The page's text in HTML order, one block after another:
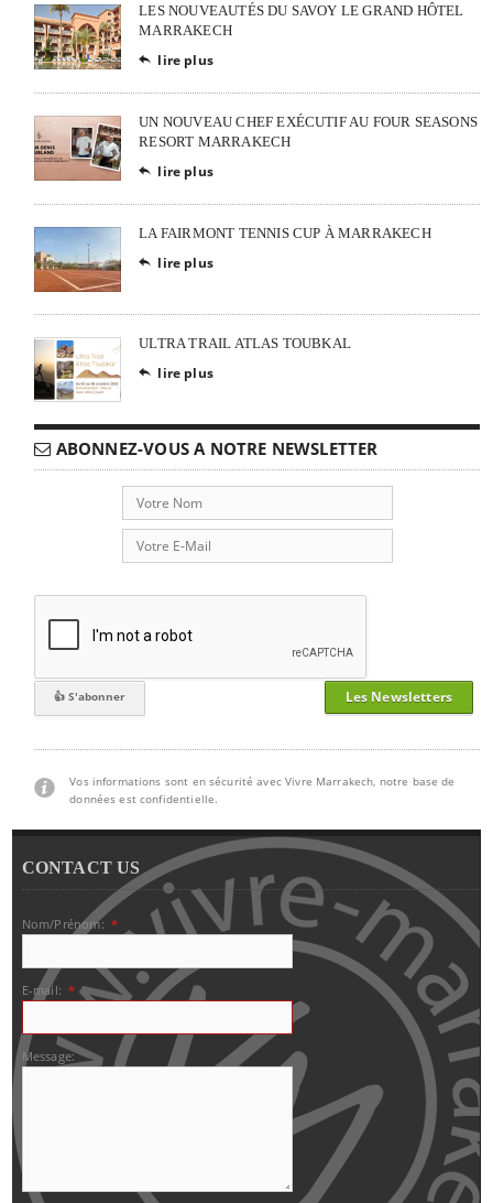
LES NOUVEAUTÉS DU SAVOY LE GRAND HÔTEL
MARRAKECH
 lire plus
UN NOUVEAU CHEF EXÉCUTIF AU FOUR SEASONS
RESORT MARRAKECH
 lire plus
LA FAIRMONT TENNIS CUP À MARRAKECH
 lire plus
ULTRA TRAIL ATLAS TOUBKAL
 lire plus
ABONNEZ-VOUS A NOTRE NEWSLETTER
Les Newsletters
Vos informations sont en sécurité avec Vivre Marrakech, notre base de
données est confidentielle.
CONTACT US
Nom/Prénom: *
E-mail: *
Message: